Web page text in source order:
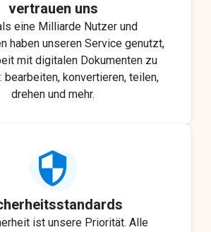
vertrauen uns
eine Milliarde Nutzer und
haben unseren Service genutzt,
mit digitalen Dokumenten zu
bearbeiten, konvertieren, teilen,
drehen und mehr.
ist unsere Priorität. Alle